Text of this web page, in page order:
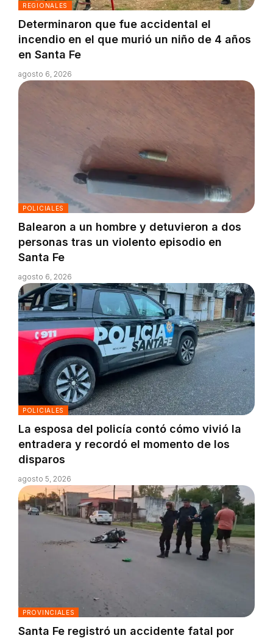
REGIONALES
Determinaron que fue accidental el
incendio en el que murió un niño de 4 años
en Santa Fe
agosto 6, 2026
POLICIALES
Balearon a un hombre y detuvieron a dos
personas tras un violento episodio en
Santa Fe
agosto 6, 2026
POLICIALES
La esposa del policía contó cómo vivió la
entradera y recordó el momento de los
disparos
agosto 5, 2026
PROVINCIALES
Santa Fe registró un accidente fatal por